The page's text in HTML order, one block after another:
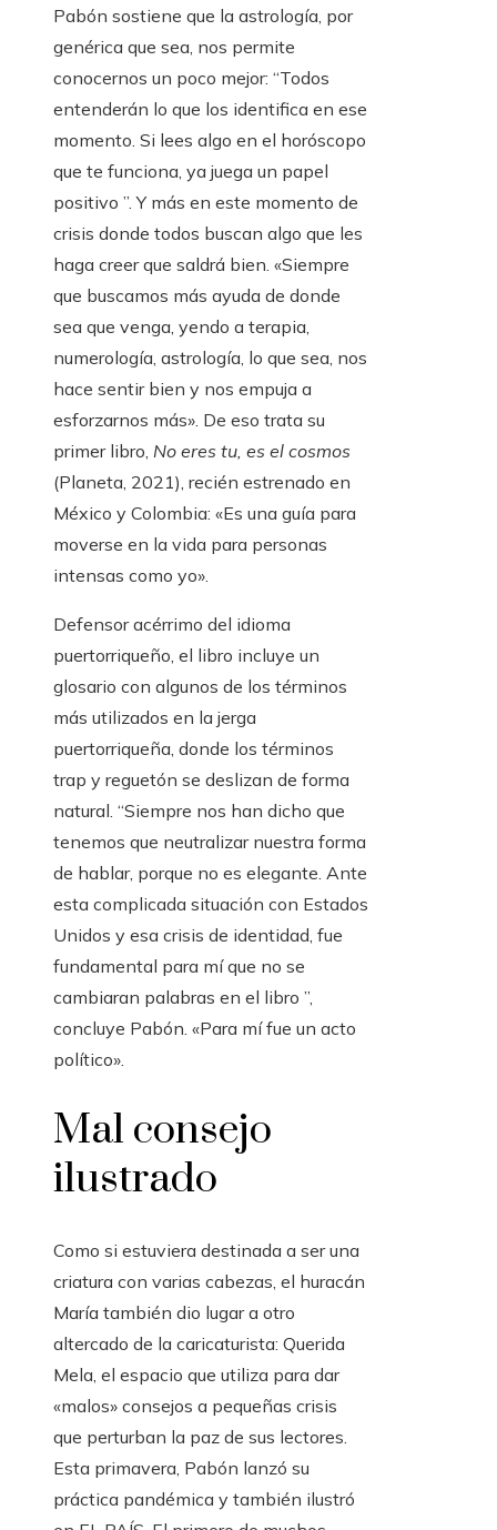
Pabón sostiene que la astrología, por
genérica que sea, nos permite
conocernos un poco mejor: “Todos
entenderán lo que los identifica en ese
momento. Si lees algo en el horóscopo
que te funciona, ya juega un papel
positivo ”. Y más en este momento de
crisis donde todos buscan algo que les
haga creer que saldrá bien. «Siempre
que buscamos más ayuda de donde
sea que venga, yendo a terapia,
numerología, astrología, lo que sea, nos
hace sentir bien y nos empuja a
esforzarnos más». De eso trata su
primer libro, No eres tu, es el cosmos
(Planeta, 2021), recién estrenado en
México y Colombia: «Es una guía para
moverse en la vida para personas
intensas como yo».
Defensor acérrimo del idioma
puertorriqueño, el libro incluye un
glosario con algunos de los términos
más utilizados en la jerga
puertorriqueña, donde los términos
trap y reguetón se deslizan de forma
natural. “Siempre nos han dicho que
tenemos que neutralizar nuestra forma
de hablar, porque no es elegante. Ante
esta complicada situación con Estados
Unidos y esa crisis de identidad, fue
fundamental para mí que no se
cambiaran palabras en el libro ”,
concluye Pabón. «Para mí fue un acto
político».
Mal consejo
ilustrado
Como si estuviera destinada a ser una
criatura con varias cabezas, el huracán
María también dio lugar a otro
altercado de la caricaturista: Querida
Mela, el espacio que utiliza para dar
«malos» consejos a pequeñas crisis
que perturban la paz de sus lectores.
Esta primavera, Pabón lanzó su
práctica pandémica y también ilustró